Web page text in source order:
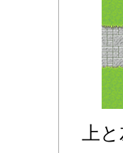
上